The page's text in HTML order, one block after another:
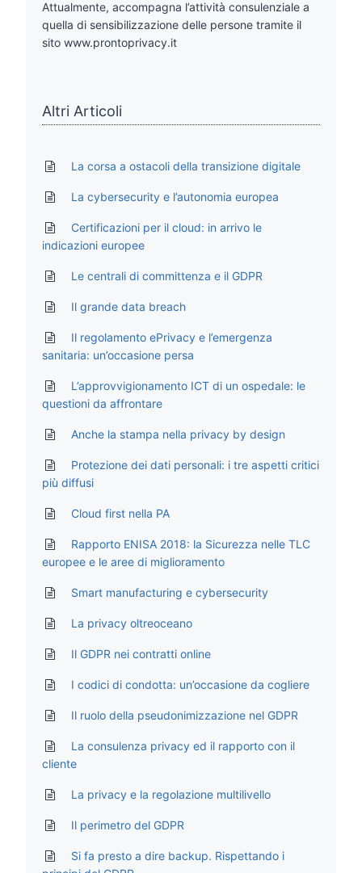
Attualmente, accompagna l’attività consulenziale a
quella di sensibilizzazione delle persone tramite il
sito www.prontoprivacy.it
Altri Articoli
La corsa a ostacoli della transizione digitale
La cybersecurity e l’autonomia europea
Certificazioni per il cloud: in arrivo le
indicazioni europee
Le centrali di committenza e il GDPR
Il grande data breach
Il regolamento ePrivacy e l’emergenza
sanitaria: un’occasione persa
L’approvvigionamento ICT di un ospedale: le
questioni da affrontare
Anche la stampa nella privacy by design
Protezione dei dati personali: i tre aspetti critici
più diffusi
Cloud first nella PA
Rapporto ENISA 2018: la Sicurezza nelle TLC
europee e le aree di miglioramento
Smart manufacturing e cybersecurity
La privacy oltreoceano
Il GDPR nei contratti online
I codici di condotta: un’occasione da cogliere
Il ruolo della pseudonimizzazione nel GDPR
La consulenza privacy ed il rapporto con il
cliente
La privacy e la regolazione multilivello
Il perimetro del GDPR
Si fa presto a dire backup. Rispettando i